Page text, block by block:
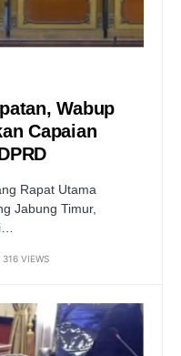
Wabup
Capaian
Rapat Utama
Jabung Timur,
316 VIEWS